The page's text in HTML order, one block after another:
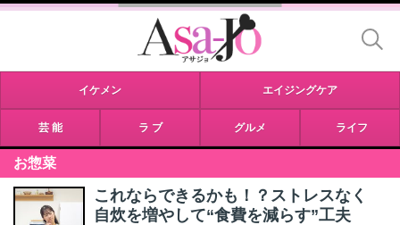
イケメン エイジングケア
芸 能 ラ ブ グルメ ライフ
お惣菜
これならできるかも！？ストレスなく
自炊を増やして“食費を減らす”工夫